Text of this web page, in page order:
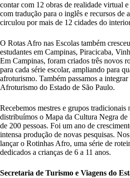
contar com 12 obras de realidade virtual e
com tradução para o inglês e recursos de
circulou por mais de 12 cidades do
O Rotas Afro nas Escolas também
estudantes em Campinas, Piracicaba,
Em Campinas, foram criados três novos
para cada série escolar, ampliando para
afroturismo. Também passamos a
Afroturismo do Estado de São Paulo.
Recebemos mestres e grupos tradicionais
distribuímos o Mapa da Cultura Negra de
de 200 pessoas. Foi um ano de
intensa produção de novas pesquisas.
lançar o Rotinhas Afro, uma série de
dedicados a crianças de 6 a 11 anos.
Secretaria de Turismo e Viagens do